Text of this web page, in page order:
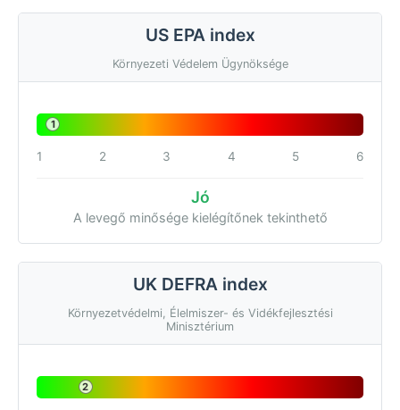
US EPA index
Környezeti Védelem Ügynöksége
1
1 2 3 4 5 6
Jó
A levegő minősége kielégítőnek tekinthető
UK DEFRA index
Környezetvédelmi, Élelmiszer- és Vidékfejlesztési
Minisztérium
2